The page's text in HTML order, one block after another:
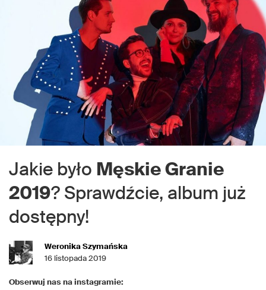
Jakie było Męskie Granie
2019? Sprawdźcie, album już
dostępny!
Weronika Szymańska
16 listopada 2019
Obserwuj nas na instagramie: